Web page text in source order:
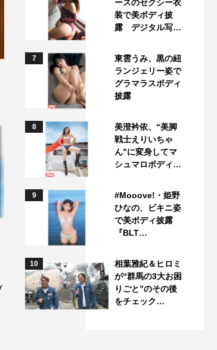
ースのセクシー衣
装で美ボディ披
露 デジタル写…
7
東雲うみ、黒の紐
ランジェリー姿で
グラマラスボディ
披露
8
美澄衿依、“美脚
戦士えりいちゃ
ん”に変身してマ
シュマロボディ…
9
#Mooove!・姫野
ひなの、ビキニ姿
で美ボディ披露
『BLT…
10
相葉雅紀＆ヒロミ
が“群馬の3大お困
りごと”のその後
をチェック…